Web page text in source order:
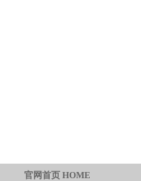
官网首页 HOME